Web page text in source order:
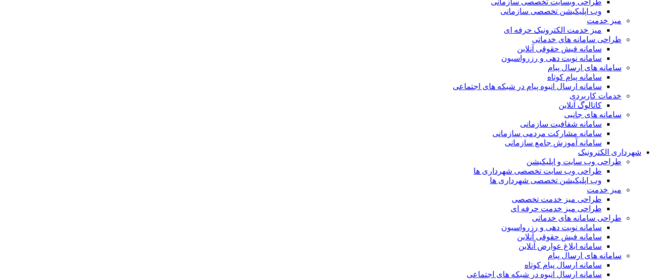
طراحی وبسایت تخصصی سازمانی
وب اپلیکیشن تخصصی سازمانی
میز خدمت
میز خدمت الکترونیک حرفه ای
طراحی سامانه های خدماتی
سامانه فیش حقوقی آنلاین
سامانه نوبت دهی و رزرواسیون
سامانه های ارسال پیام
سامانه پیام کوتاه
سامانه ارسال انبوه پیام در شبکه های اجتماعی
خدمات کاربردی
کاتالوگ آنلاین
سامانه های جانبی
سامانه شفافیت سازمانی
سامانه مشارکت مردمی سازمانی
سامانه آموزش جامع سازمانی
شهرداری الکترونیک
طراحی وب سایت و اپلیکیشن
طراحی وب سایت تخصصی شهرداری ها
وب اپلیکیشن تخصصی شهرداری ها
میز خدمت
طراحی میز خدمت تخصصی
طراحی میز خدمت حرفه ای
طراحی سامانه های خدماتی
سامانه نوبت دهی و رزرواسیون
سامانه فیش حقوقی آنلاین
سامانه ابلاغ عوارض آنلاین
سامانه های ارسال پیام
سامانه ارسال پیام کوتاه
سامانه ارسال انبوه در شبکه های اجتماعی